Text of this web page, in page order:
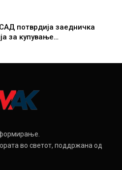
потврдија заедничка
за купување…
во светот, поддржана од